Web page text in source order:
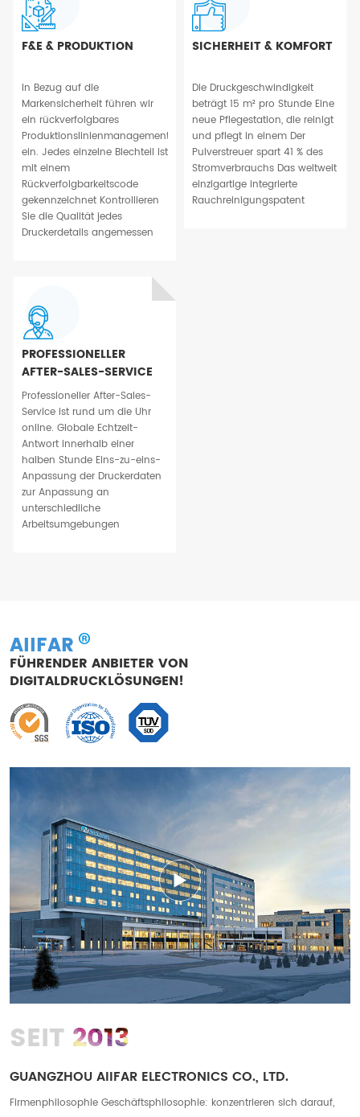
F&E & PRODUKTION
In Bezug auf die
Markensicherheit führen wir
ein rückverfolgbares
Produktionslinienmanagement
ein. Jedes einzelne Blechteil ist
mit einem
Rückverfolgbarkeitscode
gekennzeichnet Kontrollieren
Sie die Qualität jedes
Druckerdetails angemessen
SICHERHEIT & KOMFORT
Die Druckgeschwindigkeit
beträgt 15 m² pro Stunde Eine
neue Pflegestation, die reinigt
und pflegt in einem Der
Pulverstreuer spart 41 % des
Stromverbrauchs Das weltweit
einzigartige integrierte
Rauchreinigungspatent
PROFESSIONELLER
AFTER-SALES-SERVICE
Professioneller After-Sales-
Service ist rund um die Uhr
online. Globale Echtzeit-
Antwort innerhalb einer
halben Stunde Eins-zu-eins-
Anpassung der Druckerdaten
zur Anpassung an
unterschiedliche
Arbeitsumgebungen
AIIFAR
FÜHRENDER ANBIETER VON
DIGITALDRUCKLÖSUNGEN!
SEIT 2013
GUANGZHOU AIIFAR ELECTRONICS CO., LTD.
Firmenphilosophie Geschäftsphilosophie: konzentrieren sich darauf,